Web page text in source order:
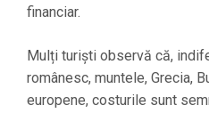
financiar.
Mulți turiști observă că,
românesc, muntele, Grecia,
europene, costurile sunt